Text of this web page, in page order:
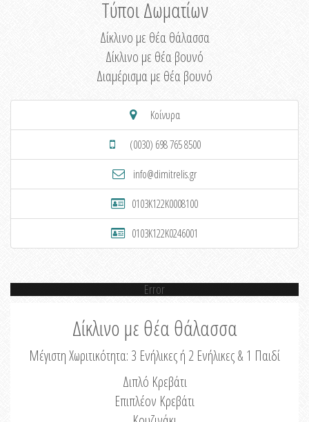
Τύποι Δωματίων
Δίκλινο με θέα θάλασσα
Δίκλινο με θέα βουνό
Διαμέρισμα με θέα βουνό
Κοίνυρα
(0030) 698 765 8500
info@dimitrelis.gr
0103K122K0008100
0103K122K0246001
Error
Δίκλινο με θέα θάλασσα
Μέγιστη Χωριτικότητα: 3 Ενήλικες ή 2 Ενήλικες & 1 Παιδί
Διπλό Κρεβάτι
Επιπλέον Κρεβάτι